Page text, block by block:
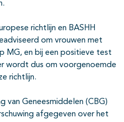
richtlijn en BASHH
om vrouwen met
MG, en bij een positieve test
wordt dus om voorgenoemde
richtlijn.
van Geneesmiddelen (CBG)
afgegeven over het